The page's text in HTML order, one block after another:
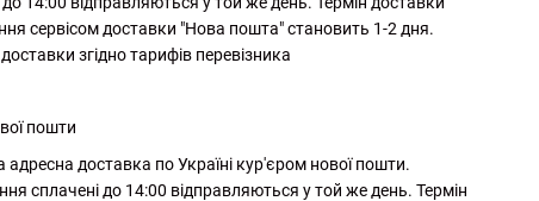
сервісом доставки "Нова пошта" становить 1-2 дня.
згідно тарифів перевізника
пошти
доставка по Україні кур'єром нової пошти.
сплачені до 14:00 відправляються у той же день. Термін